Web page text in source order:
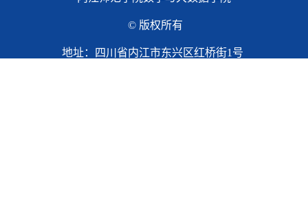
© 版权所有
地址：四川省内江市东兴区红桥街1号